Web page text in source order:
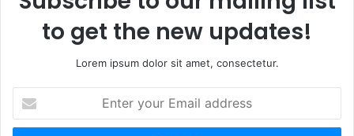
to get the new updates!
Lorem ipsum dolor sit amet, consectetur.
t